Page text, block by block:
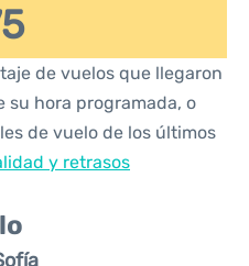
de vuelos que llegaron
su hora programada, o
de vuelo de los últimos
y retrasos